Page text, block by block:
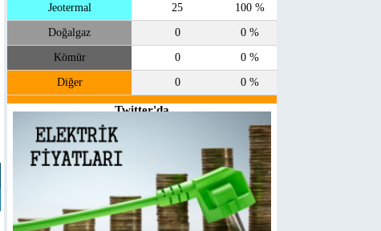
Jeotermal 25 100 %
Doğalgaz 0 0 %
Kömür 0 0 %
Diğer 0 0 %
Twitter'da
@enerjiatlasi